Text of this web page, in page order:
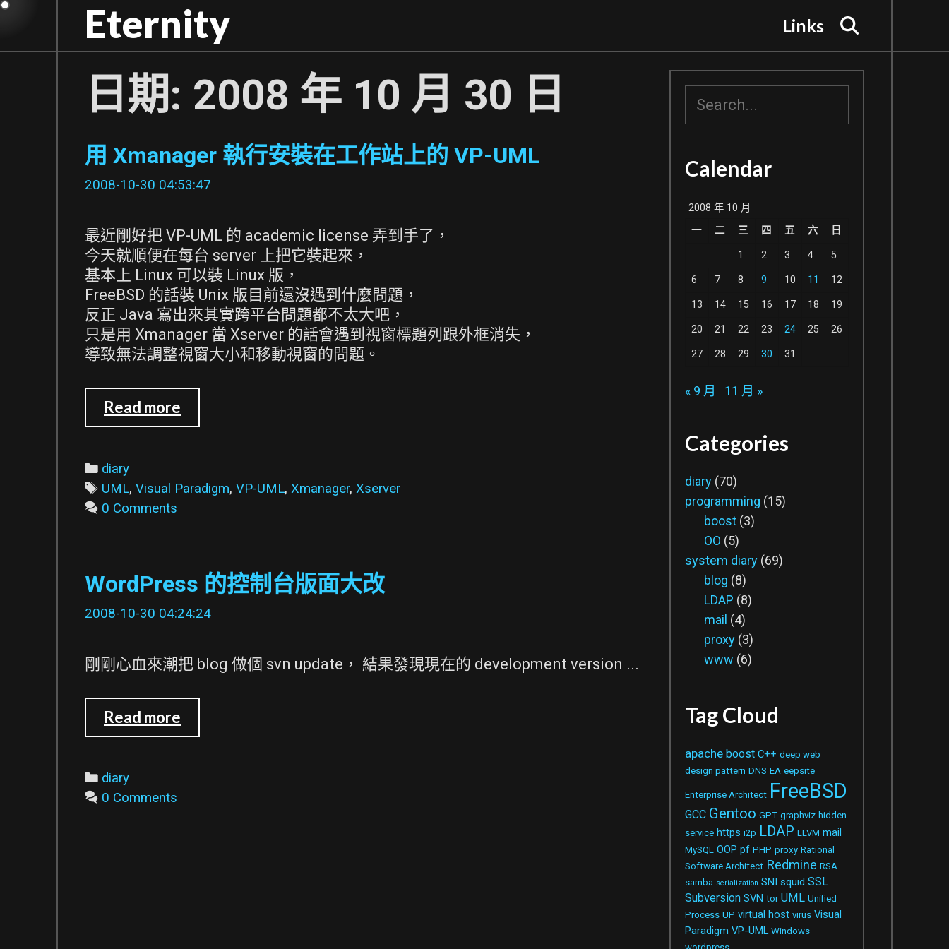
Skip
content
Eternity Links
日期: 2008 年 10 月 30 日
用 Xmanager 執行安裝在工作站上的 VP-UML
2008-10-30 04:53:47
最近剛好把 VP-UML 的 academic license 弄到手了，
今天就順便在每台 server 上把它裝起來，
基本上 Linux 可以裝 Linux 版，
FreeBSD 的話裝 Unix 版目前還沒遇到什麼問題，
反正 Java 寫出來其實跨平台問題都不太大吧，
只是用 Xmanager 當 Xserver 的話會遇到視窗標題列跟外框消失，
導致無法調整視窗大小和移動視窗的問題。
Read more
Xmanager
安
站
上
的
UML
Categories
diary
Tags
UML,Visual Paradigm,VP-UML,Xmanager,Xserver
0 Comments
WordPress 的控制台版面大改
2008-10-30 04:24:24
剛剛心血來潮把 blog 做個 svn update， 結果發現現在的 development version ...
Read more
的
Categories
diary
0 Comments
Calendar
2008 年 10 月
一
二 三 四 五 六 日
1 2 3 4 5
6 7 8 9 10 11 12
13 14 15 16 17 18 19
20 21 22 23 24 25 26
27 28 29 30 31
« 9 月 11 月 »
Categories
diary (70)
programming (15)
boost (3)
OO (5)
system diary (69)
blog (8)
LDAP (8)
mail (4)
proxy (3)
www (6)
Tag Cloud
apache boost C++ deep web
design pattern DNS EA eepsite
Enterprise Architect FreeBSD
GCC Gentoo GPT graphviz hidden
service https i2p LDAP LLVM mail
MySQL OOP pf PHP proxy Rational
Software Architect Redmine RSA
samba serialization SNI squid SSL
Subversion SVN tor UML Unified
Process UP virtual host virus Visual
Paradigm VP-UML Windows